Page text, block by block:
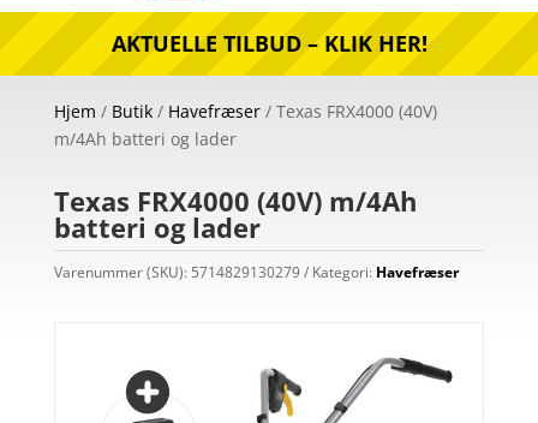
AKTUELLE TILBUD – KLIK HER!
Hjem / Butik/ Havefræser/ Texas FRX4000 (40V)
m/4Ah batteri og lader
Texas FRX4000 (40V) m/4Ah
batteri og lader
Varenummer (SKU): 5714829130279 Kategori: Havefræser